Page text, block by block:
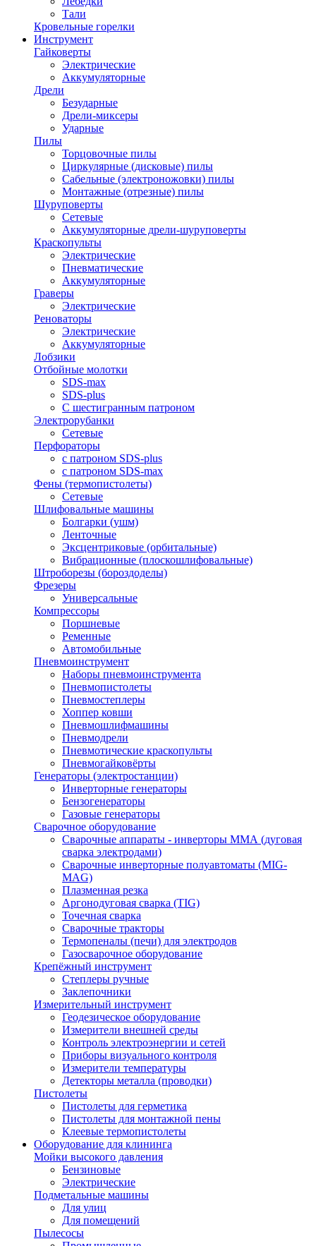
Тали
Кровельные горелки
Инструмент
Гайковерты
Электрические
Аккумуляторные
Дрели
Безударные
Дрели-миксеры
Ударные
Пилы
Торцовочные пилы
Циркулярные (дисковые) пилы
Сабельные (электроножовки) пилы
Монтажные (отрезные) пилы
Шуруповерты
Сетевые
Аккумуляторные дрели-шуруповерты
Краскопульты
Электрические
Пневматические
Аккумуляторные
Граверы
Электрические
Реноваторы
Электрические
Аккумуляторные
Лобзики
Отбойные молотки
SDS-max
SDS-plus
С шестигранным патроном
Электрорубанки
Сетевые
Перфораторы
с патроном SDS-plus
с патроном SDS-max
Фены (термопистолеты)
Сетевые
Шлифовальные машины
Болгарки (ушм)
Ленточные
Эксцентриковые (орбитальные)
Вибрационные (плоскошлифовальные)
Штроборезы (бороздоделы)
Фрезеры
Универсальные
Компрессоры
Поршневые
Ременные
Автомобильные
Пневмоинструмент
Наборы пневмоинструмента
Пневмопистолеты
Пневмостеплеры
Хоппер ковши
Пневмошлифмашины
Пневмодрели
Пневмотические краскопульты
Пневмогайковёрты
Генераторы (электростанции)
Инверторные генераторы
Бензогенераторы
Газовые генераторы
Сварочное оборудование
Сварочные аппараты - инверторы ММА (дуговая
сварка электродами)
Сварочные инверторные полуавтоматы (MIG-
MAG)
Плазменная резка
Аргонодуговая сварка (TIG)
Точечная сварка
Сварочные тракторы
Термопеналы (печи) для электродов
Газосварочное оборудование
Крепёжный инструмент
Степлеры ручные
Заклепочники
Измерительный инструмент
Геодезическое оборудование
Измерители внешней среды
Контроль электроэнергии и сетей
Приборы визуального контроля
Измерители температуры
Детекторы металла (проводки)
Пистолеты
Пистолеты для герметика
Пистолеты для монтажной пены
Клеевые термопистолеты
Оборудование для клининга
Мойки высокого давления
Бензиновые
Электрические
Подметальные машины
Для улиц
Для помещений
Пылесосы